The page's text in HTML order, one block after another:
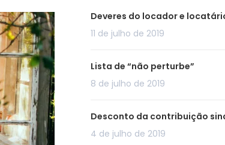
Deveres do locador e
11 de julho de 2019
Lista de “não perturbe”
8 de julho de 2019
Desconto da contribuição
4 de julho de 2019